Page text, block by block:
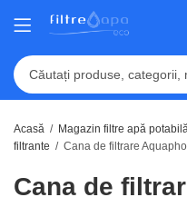
Acasă Magazin filtre apă
filtrante
Cana de filtrare
Cana de